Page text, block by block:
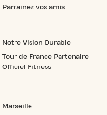
Parrainez vos amis
Notre Vision Durable
Tour de France Partenaire
Officiel Fitness
Marseille